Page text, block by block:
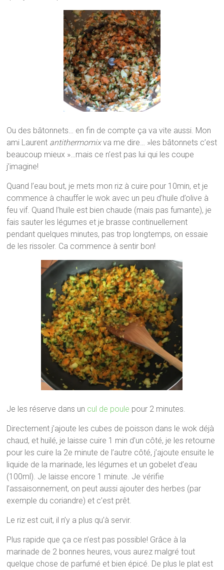
Ou des bâtonnets… en fin de compte ça va vite aussi. Mon
ami Laurent antithermomixva me dire… »les bâtonnets c’est
beaucoup mieux »…mais ce n’est pas lui qui les coupe
j’imagine!
Quand l’eau bout, je mets mon riz à cuire pour 10min, et je
commence à chauffer le wok avec un peu d’huile d’olive à
feu vif. Quand l’huile est bien chaude (mais pas fumante), je
fais sauter les légumes et je brasse continuellement
pendant quelques minutes, pas trop longtemps, on essaie
de les rissoler. Ca commence à sentir bon!
Je les réserve dans un cul de poule pour 2 minutes.
Directement j’ajoute les cubes de poisson dans le wok déjà
chaud, et huilé, je laisse cuire 1 min d’un côté, je les retourne
pour les cuire la 2e minute de l’autre côté, j’ajoute ensuite le
liquide de la marinade, les légumes et un gobelet d’eau
(100ml). Je laisse encore 1 minute. Je vérifie
l’assaisonnement, on peut aussi ajouter des herbes (par
exemple du coriandre) et c’est prêt.
Le riz est cuit, il n’y a plus qu’à servir.
Plus rapide que ça ce n’est pas possible! Grâce à la
marinade de 2 bonnes heures, vous aurez malgré tout
quelque chose de parfumé et bien épicé. De plus le plat est